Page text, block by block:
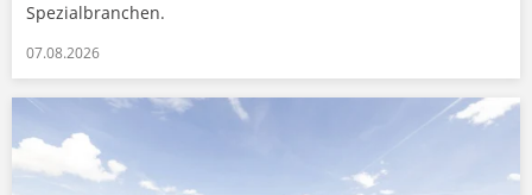
Spezialbranchen.
07.08.2026